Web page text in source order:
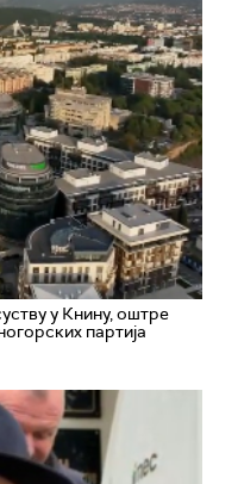
у Книну, оштре
партија